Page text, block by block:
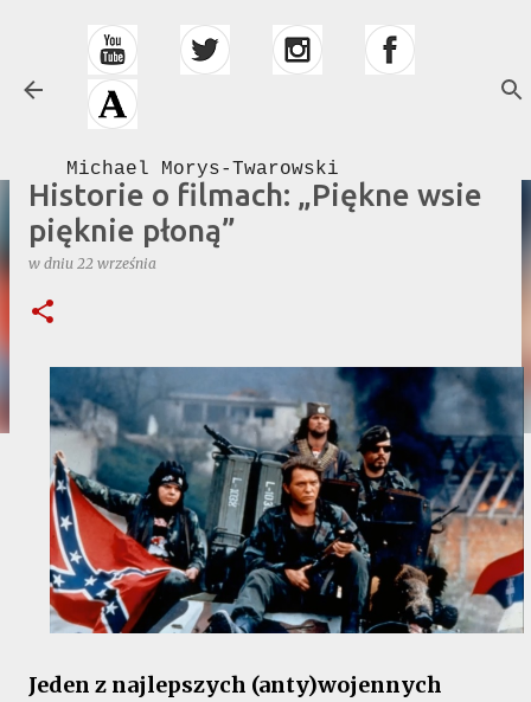
Przejdź do głównej zawartości
Michael Morys-Twarowski
Historie o filmach: „Piękne wsie
pięknie płoną”
w dniu 22 września
Jeden z najlepszych (anty)wojennych